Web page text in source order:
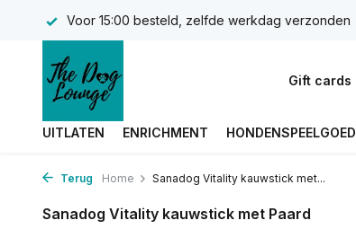
Voor 15:00 besteld, zelfde werkdag verzonden
Gift cards
UITLATEN ENRICHMENT HONDENSPEELGOED
Terug Home Sanadog Vitality kauwstick met...
Sanadog Vitality kauwstick met Paard